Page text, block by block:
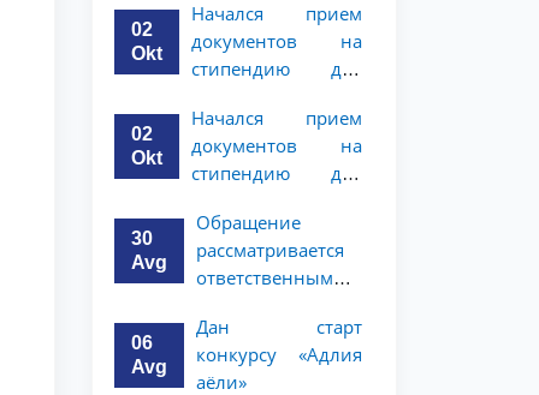
курсов
программу
академической
мобильности для
курсов ТГЮУ
02
Okt
Начался прием
документов на
стипендию для
программы по
праву и
политическим
Университете
Нагоя
02
Okt
Начался прием
документов на
стипендию для
программы по
праву и
политическим
Университете
Нагоя
30
Avg
Обращение
рассматривается
ответственными
университета
06
Avg
Дан старт
конкурсу «Адлия
аёли»